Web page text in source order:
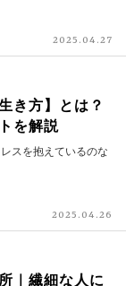
2025.04.27
き方】とは？
を解説
スを抱えているのな
2025.04.26
｜繊細な人に